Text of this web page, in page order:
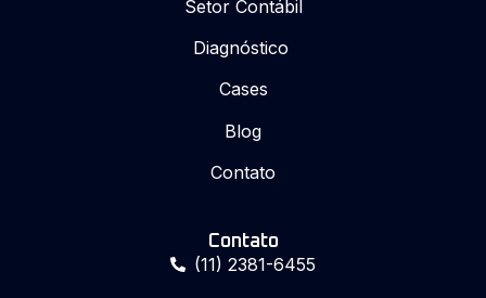
Setor Contábil
Diagnóstico
Cases
Blog
Contato
Contato
(11) 2381-6455